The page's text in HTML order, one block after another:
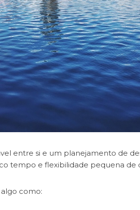
entre si e um planejamento de
tempo e flexibilidade pequena de
como: